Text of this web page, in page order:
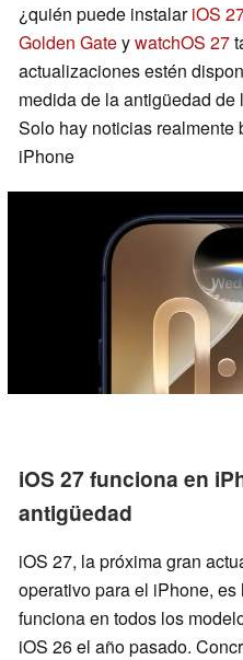
¿quién puede instalariOS
Golden GateywatchOS 27
actualizaciones estén
medida de la antigüedad
Solo hay noticias
iPhone
iOS 27 funciona en
antigüedad
iOS 27, la próxima gran
operativo para el iPhone,
funciona en todos los
iOS 26 el año pasado.